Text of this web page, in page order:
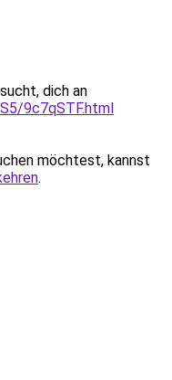
dich an
9c7qSTF.html
möchtest, kannst
.